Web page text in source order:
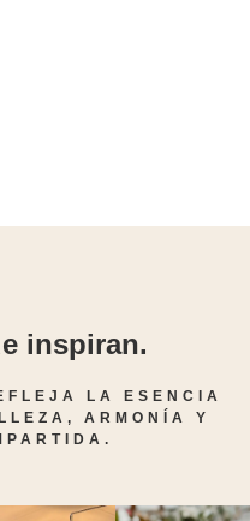
inspiran.
LA ESENCIA
ARMONÍA Y